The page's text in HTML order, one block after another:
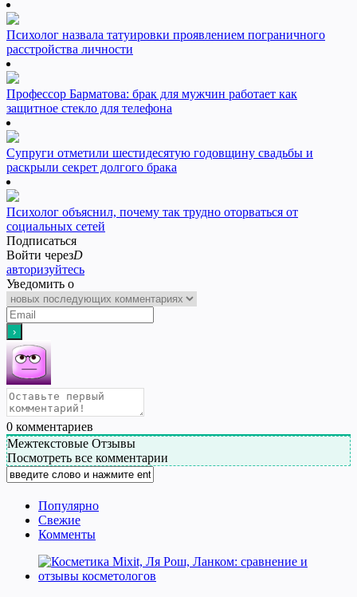
Психолог назвала татуировки проявлением пограничного
расстройства личности
Профессор Барматова: брак для мужчин работает как
защитное стекло для телефона
Супруги отметили шестидесятую годовщину свадьбы и
раскрыли секрет долгого брака
Психолог объяснил, почему так трудно оторваться от
социальных сетей
Подписаться
Войти черезD
авторизуйтесь
Уведомить о
0 комментариев
Межтекстовые Отзывы
Посмотреть все комментарии
Популярно
Свежие
Комменты